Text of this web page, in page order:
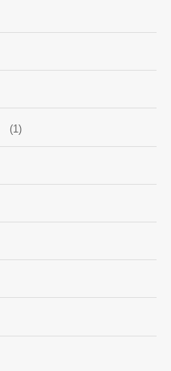
(1)